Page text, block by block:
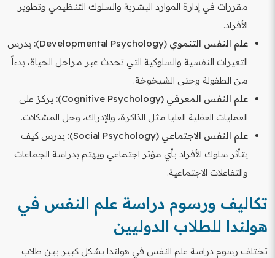
مقررات في إدارة الموارد البشرية والسلوك التنظيمي وتطوير
الأفراد.
علم النفس التنموي (Developmental Psychology):
يدرس
التغيرات النفسية والسلوكية التي تحدث عبر مراحل الحياة، بدءاً
من الطفولة وحتى الشيخوخة.
علم النفس المعرفي (Cognitive Psychology):
يركز على
العمليات العقلية العليا مثل الذاكرة، والإدراك، وحل المشكلات.
علم النفس الاجتماعي (Social Psychology):
يدرس كيف
يتأثر سلوك الأفراد بأي مؤثر اجتماعي ويهتم بدراسة الجماعات
والتفاعلات الاجتماعية.
تكاليف ورسوم دراسة علم النفس في
هولندا للطلاب الدوليين
تختلف رسوم دراسة علم النفس في هولندا بشكل كبير بين طلاب